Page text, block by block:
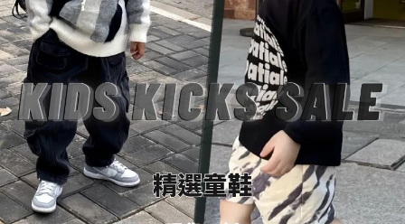
款
(1)
女
生
款
(1)
看
更
多
售完
ZO&FRIENDS x CASETiFY
｜ Snappy 磁吸鏡面卡套支
售完
ZO&FRIENDS Snappy 磁吸
鏡面卡套支架 | 鏡面美學